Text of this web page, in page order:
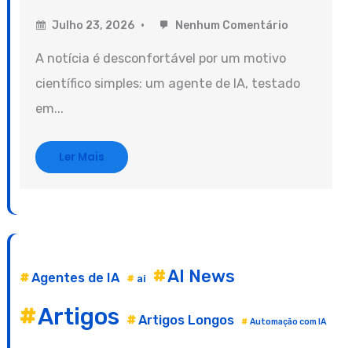
Julho 23, 2026 Nenhum Comentário
A notícia é desconfortável por um motivo
científico simples: um agente de IA, testado
em...
Ler Mais
Agentes de IA ai AI News
Artigos Artigos Longos Automação com IA